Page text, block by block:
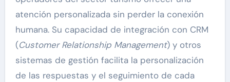
atención personalizada sin perder la conexión
humana. Su capacidad de integración con CRM
(Customer Relationship Management) y otros
sistemas de gestión facilita la personalización
de las respuestas y el seguimiento de cada